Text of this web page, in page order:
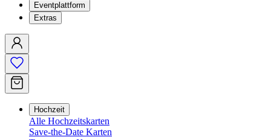
Eventplattform
Extras
Hochzeit
Alle Hochzeitskarten
Save-the-Date Karten